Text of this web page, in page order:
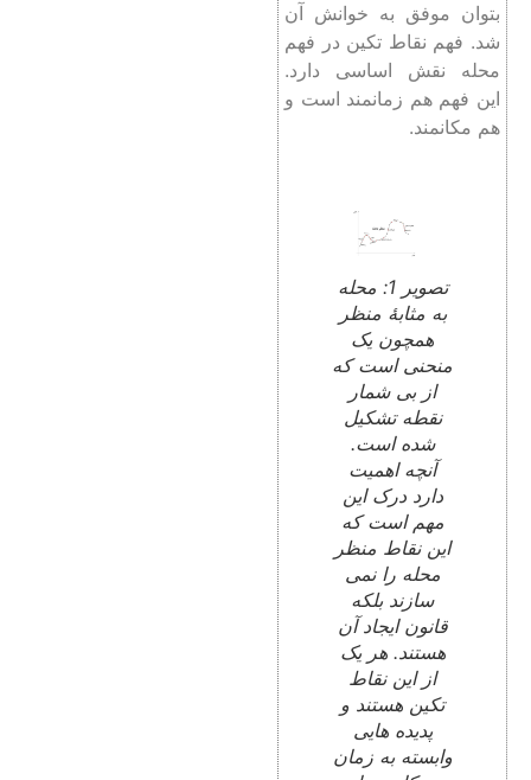
بتوان موفق به خوانش آن
شد. فهم نقاط تکین در فهم
محله نقش اساسی دارد.
این فهم هم زمانمند است و
هم مکانمند.
تصویر 1: محله
به مثابۀ منظر
همچون یک
منحنی است که
از بی شمار
نقطه تشکیل
شده است.
آنچه اهمیت
دارد درک این
مهم است که
این نقاط منظر
محله را نمی
سازند بلکه
قانون ایجاد آن
هستند. هر یک
از این نقاط
تکین هستند و
پدیده هایی
وابسته به زمان